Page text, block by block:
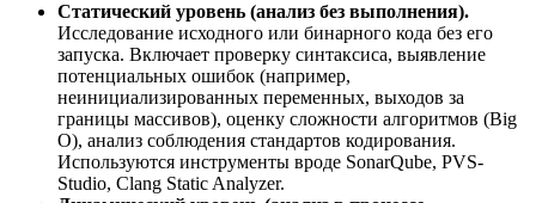
Статический уровень (анализ без выполнения).
Исследование исходного или бинарного кода без его
запуска. Включает проверку синтаксиса, выявление
потенциальных ошибок (например,
неинициализированных переменных, выходов за
границы массивов), оценку сложности алгоритмов (Big
O), анализ соблюдения стандартов кодирования.
Используются инструменты вроде SonarQube, PVS-
Studio, Clang Static Analyzer.